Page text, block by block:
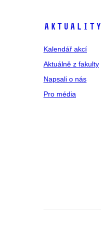
Aktuality
Kalendář akcí
Aktuálně z fakulty
Napsali o nás
Pro média